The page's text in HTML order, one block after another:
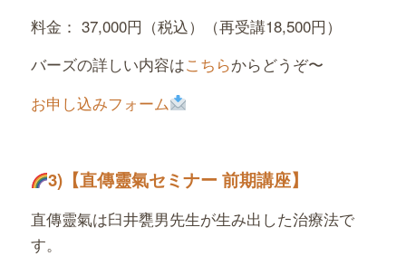
料金： 37,000円（税込）（再受講18,500円）
バーズの詳しい内容はこちらからどうぞ〜
お申し込みフォーム
3)【直傳靈氣セミナー 前期講座】
直傳靈氣は臼井甕男先生が生み出した治療法で
す。